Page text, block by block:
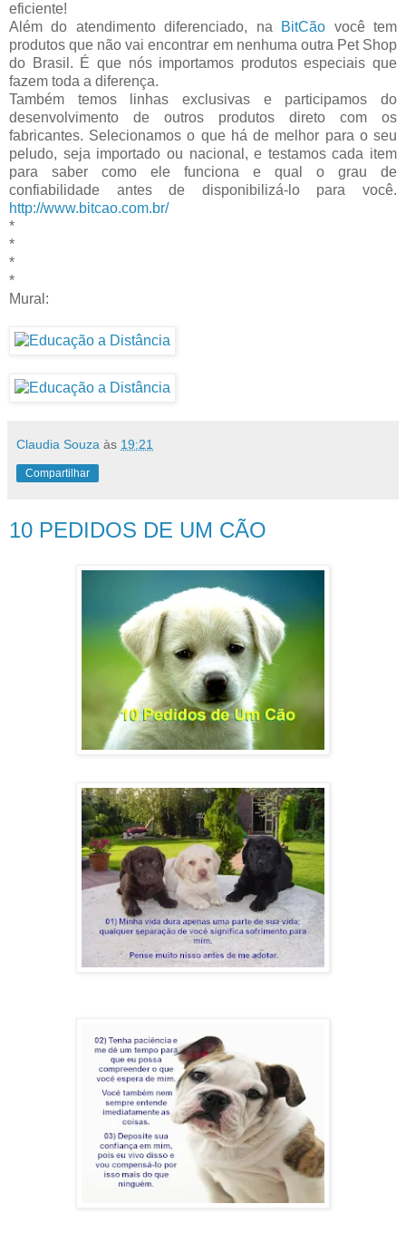
eficiente!
Além do atendimento diferenciado, na
BitCão você tem
produtos que não vai encontrar em nenhuma outra Pet Shop
do Brasil. É que nós importamos produtos especiais que
fazem toda a diferença.
Também temos linhas exclusivas e participamos do
desenvolvimento de outros produtos direto com os
fabricantes. Selecionamos o que há de melhor para o seu
peludo, seja importado ou nacional, e testamos cada item
para saber como ele funciona e qual o grau de
confiabilidade antes de disponibilizá-lo para você.
http://www.bitcao.com.br/
*
*
*
*
Mural:
Claudia Souza às 19:21
Compartilhar
10 PEDIDOS DE UM CÃO